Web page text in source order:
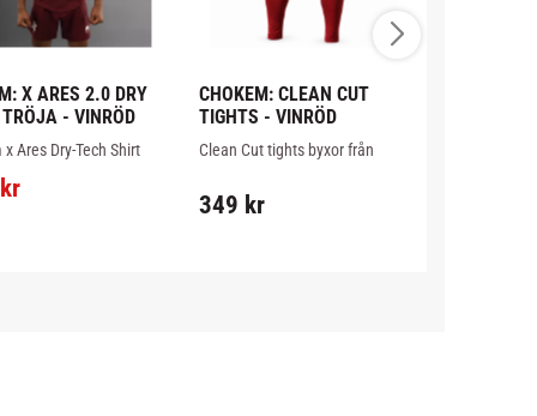
X ARES 2.0 DRY
- VINRÖD
Ares Dry-Tech Shirt
designad för
kr
CHOKEM: CLEAN CUT
TIGHTS - VINRÖD
Clean Cut tights byxor från
MMA eller annan sport.
349 kr